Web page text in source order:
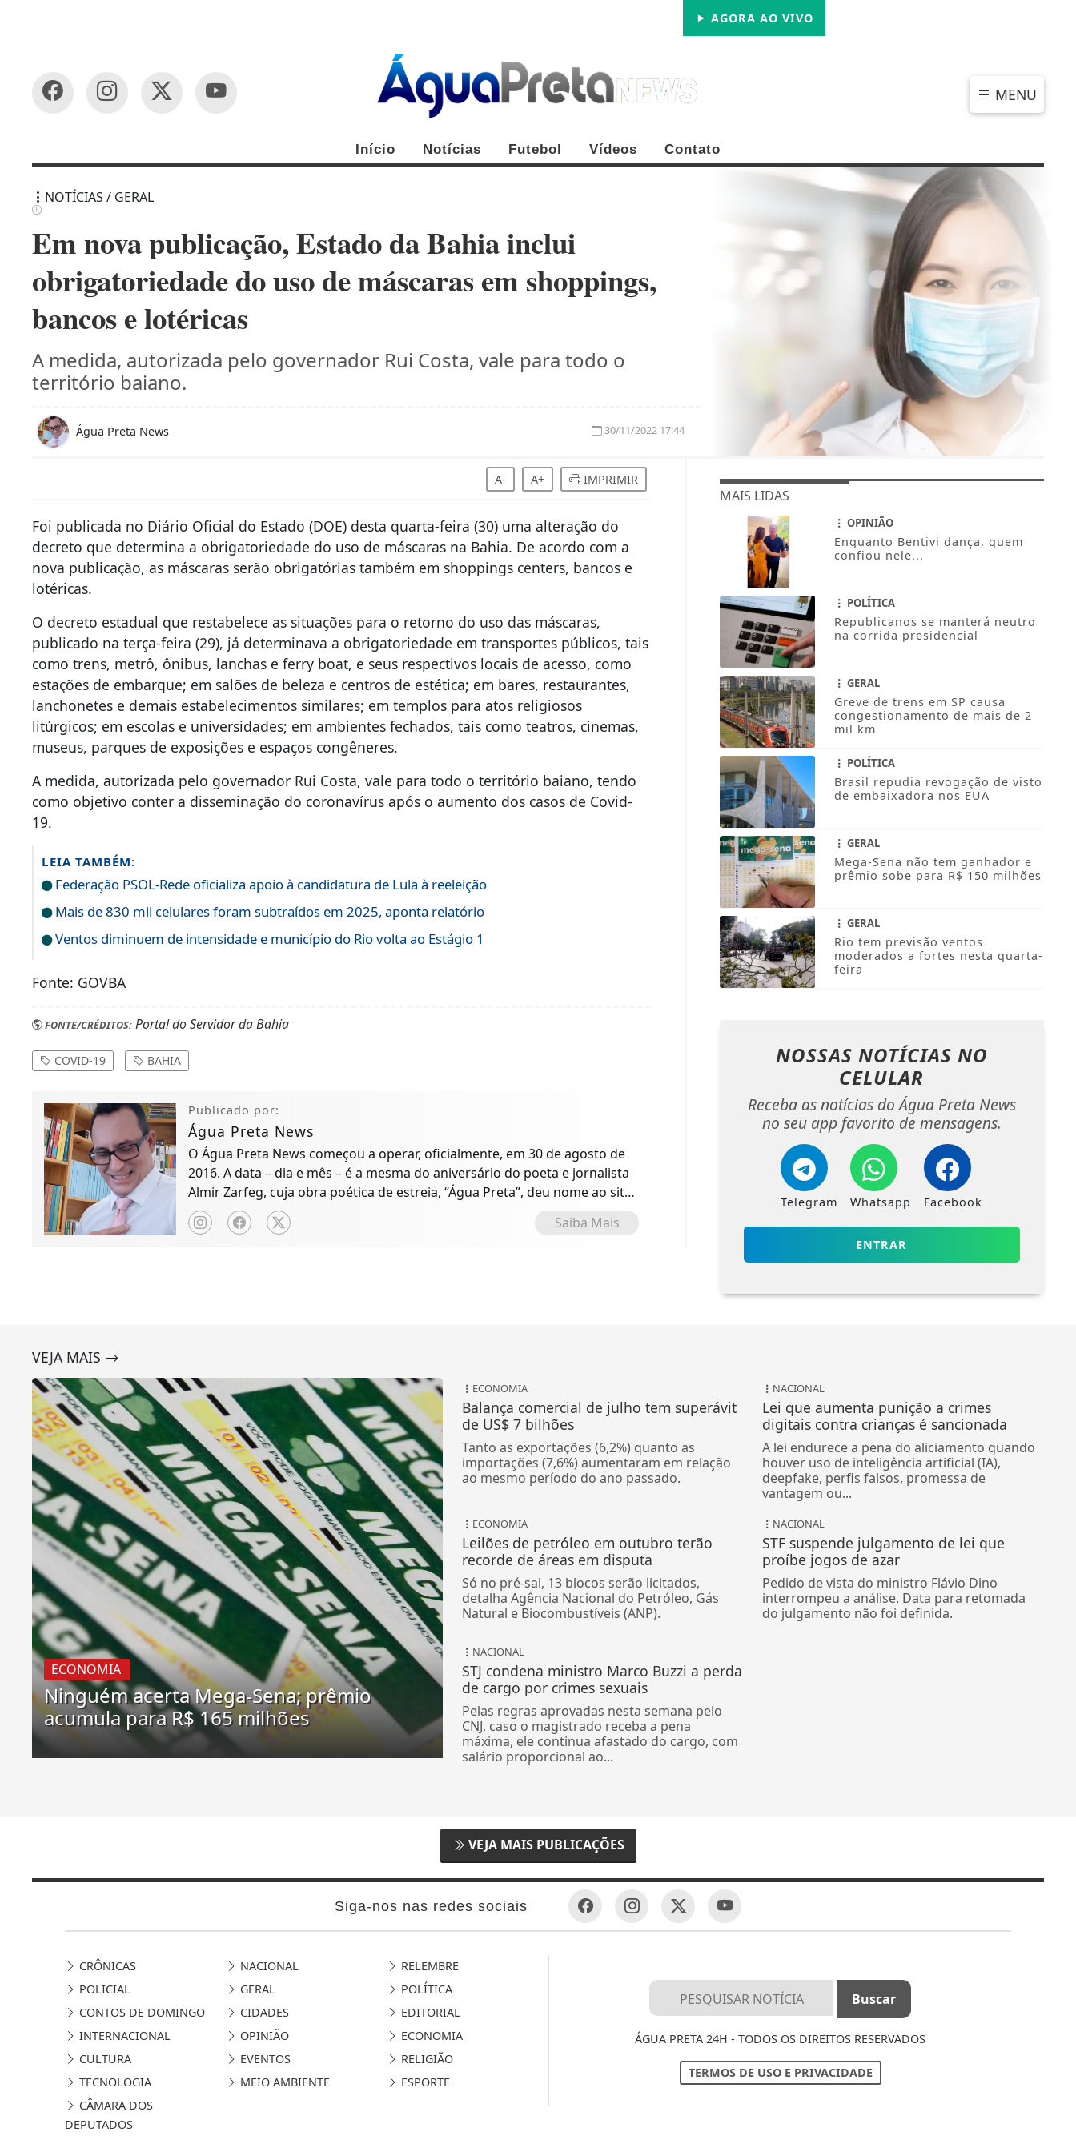
AGORA AO VIVO
MENU
Início Notícias Futebol Vídeos Contato
NOTÍCIAS / GERAL
Em nova publicação, Estado da Bahia inclui
obrigatoriedade do uso de máscaras em shoppings,
bancos e lotéricas
A medida, autorizada pelo governador Rui Costa, vale para todo o
território baiano.
Água Preta News 30/11/2022 17:44
A- A+ IMPRIMIR
Foi publicada no Diário Oficial do Estado (DOE) desta quarta-feira (30) uma alteração do
decreto que determina a obrigatoriedade do uso de máscaras na Bahia. De acordo com a
nova publicação, as máscaras serão obrigatórias também em shoppings centers, bancos e
lotéricas.
O decreto estadual que restabelece as situações para o retorno do uso das máscaras,
publicado na terça-feira (29), já determinava a obrigatoriedade em transportes públicos, tais
como trens, metrô, ônibus, lanchas e ferry boat, e seus respectivos locais de acesso, como
estações de embarque; em salões de beleza e centros de estética; em bares, restaurantes,
lanchonetes e demais estabelecimentos similares; em templos para atos religiosos
litúrgicos; em escolas e universidades; em ambientes fechados, tais como teatros, cinemas,
museus, parques de exposições e espaços congêneres.
A medida, autorizada pelo governador Rui Costa, vale para todo o território baiano, tendo
como objetivo conter a disseminação do coronavírus após o aumento dos casos de Covid-
19.
LEIA TAMBÉM:
Federação PSOL-Rede oficializa apoio à candidatura de Lula à reeleição
Mais de 830 mil celulares foram subtraídos em 2025, aponta relatório
Ventos diminuem de intensidade e município do Rio volta ao Estágio 1
Fonte: GOVBA
FONTE/CRÉDITOS: Portal do Servidor da Bahia
COVID-19 BAHIA
Publicado por:
Água Preta News
O Água Preta News começou a operar, oficialmente, em 30 de agosto de
2016. A data – dia e mês – é a mesma do aniversário do poeta e jornalista
Almir Zarfeg, cuja obra poética de estreia, “Água Preta”, deu nome ao site
de notícias e entretenimento.
Saiba Mais
MAIS LIDAS
OPINIÃO
Enquanto Bentivi dança, quem
confiou nele...
POLÍTICA
Republicanos se manterá neutro
na corrida presidencial
GERAL
Greve de trens em SP causa
congestionamento de mais de 2
mil km
POLÍTICA
Brasil repudia revogação de visto
de embaixadora nos EUA
GERAL
Mega-Sena não tem ganhador e
prêmio sobe para R$ 150 milhões
GERAL
Rio tem previsão ventos
moderados a fortes nesta quarta-
feira
NOSSAS NOTÍCIAS NO
CELULAR
Receba as notícias do Água Preta News
no seu app favorito de mensagens.
Telegram Whatsapp Facebook
ENTRAR
VEJA MAIS
ECONOMIA
Ninguém acerta Mega-Sena; prêmio
acumula para R$ 165 milhões
ECONOMIA
Balança comercial de julho tem superávit
de US$ 7 bilhões
Tanto as exportações (6,2%) quanto as
importações (7,6%) aumentaram em relação
ao mesmo período do ano passado.
NACIONAL
Lei que aumenta punição a crimes
digitais contra crianças é sancionada
A lei endurece a pena do aliciamento quando
houver uso de inteligência artificial (IA),
deepfake, perfis falsos, promessa de
vantagem ou...
ECONOMIA
Leilões de petróleo em outubro terão
recorde de áreas em disputa
Só no pré-sal, 13 blocos serão licitados,
detalha Agência Nacional do Petróleo, Gás
Natural e Biocombustíveis (ANP).
NACIONAL
STF suspende julgamento de lei que
proíbe jogos de azar
Pedido de vista do ministro Flávio Dino
interrompeu a análise. Data para retomada
do julgamento não foi definida.
NACIONAL
STJ condena ministro Marco Buzzi a perda
de cargo por crimes sexuais
Pelas regras aprovadas nesta semana pelo
CNJ, caso o magistrado receba a pena
máxima, ele continua afastado do cargo, com
salário proporcional ao...
VEJA MAIS PUBLICAÇÕES
Siga-nos nas redes sociais
CRÔNICAS NACIONAL
RELEMBRE
POLICIAL
GERAL
POLÍTICA
CONTOS DE DOMINGO
CIDADES
EDITORIAL
INTERNACIONAL
OPINIÃO
ECONOMIA
CULTURA
EVENTOS
RELIGIÃO
TECNOLOGIA
MEIO AMBIENTE
ESPORTE
CÂMARA DOS
DEPUTADOS
ÁGUA PRETA 24H - TODOS OS DIREITOS RESERVADOS
TERMOS DE USO E PRIVACIDADE